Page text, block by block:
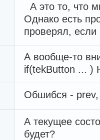
А это то, что
Однако есть
проверял, если
А вообще-то
if(tekButton ... )
Обшибся - prev,
А текущее
будет?